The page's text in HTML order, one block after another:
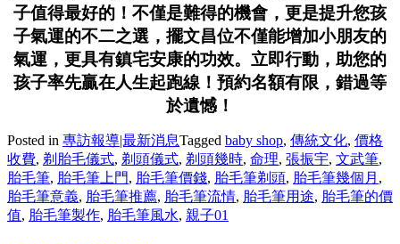
子值得最好的！不僅是難得的機會，更是提升您孩
子氣運的不二之選，擺文昌位不僅能增加小朋友的
氣運，更具有鎮宅安康的功效。立即行動，助您的
孩子率先贏在人生起跑線！預約名額有限，錯過等
於遺憾！
Posted in 專訪報導|最新消息Tagged baby shop, 傳統文化, 價格
收費, 剃胎毛儀式, 剃頭儀式, 剃頭幾時, 命理, 張振宇, 文武筆,
胎毛筆, 胎毛筆上門, 胎毛筆價錢, 胎毛筆剃頭, 胎毛筆幾個月 ,
胎毛筆意義, 胎毛筆推薦, 胎毛筆流情, 胎毛筆用途, 胎毛筆的價
值, 胎毛筆製作, 胎毛筆風水, 親子01